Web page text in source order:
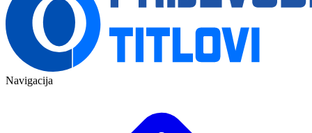
Navigacija